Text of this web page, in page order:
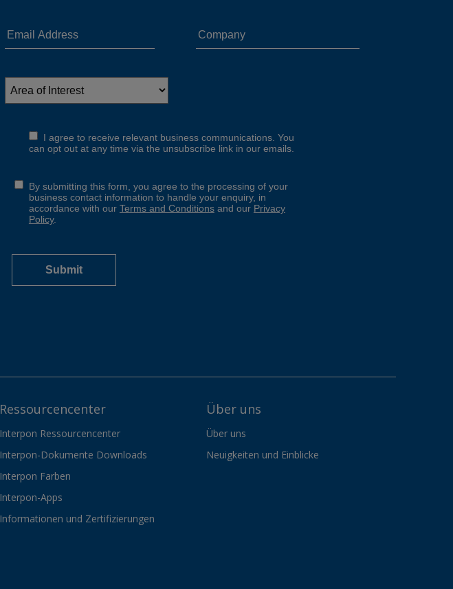
Ressourcencenter
Interpon Ressourcencenter
Interpon-Dokumente Downloads
Interpon Farben
Interpon-Apps
Informationen und Zertifizierungen
Über uns
Über uns
Neuigkeiten und Einblicke